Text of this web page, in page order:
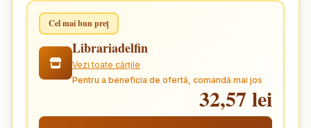
Cel mai bun preț
Librariadelfin
Vezi toate cărțile
Pentru a beneficia de ofertă, comandă mai jos
32,57 lei